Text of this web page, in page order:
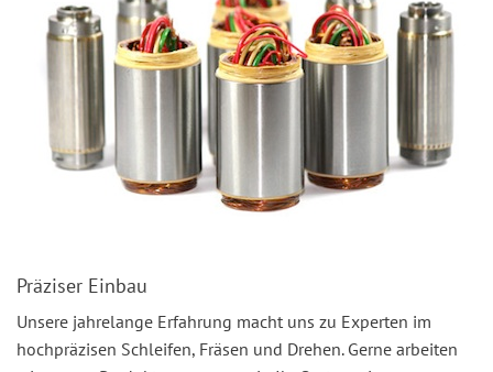
Präziser Einbau
Unsere jahrelange Erfahrung macht uns zu Experten im
hochpräzisen Schleifen, Fräsen und Drehen. Gerne arbeiten